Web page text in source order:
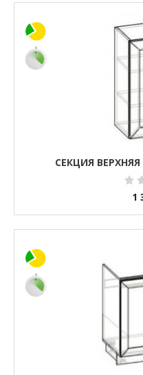
СЕКЦИЯ
1